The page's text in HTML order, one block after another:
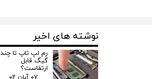
نوشته های اخیر
رم لپ تاپ تا چند
گیگ قابل
ارتقاست؟